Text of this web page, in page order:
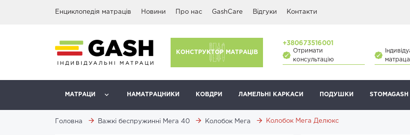
Енциклопедія матраців Новини Про нас GashCare Відгуки Контакти
КОНСТРУКТОР МАТРАЦІВ
+380673516001
Отримати
консультацію
матраца
МАТРАЦИ НАМАТРАЦНИКИ КОВДРИ ЛАМЕЛЬНІ КАРКАСИ ПОДУШКИ STOMAGASH
Головна Важкі беспружинні Мега 40 Колобок Мега Колобок Мега Делюкс